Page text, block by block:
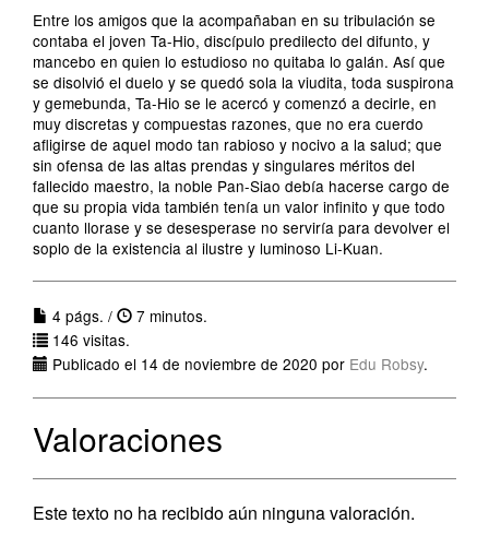
Entre los amigos que la acompañaban en su tribulación se
contaba el joven Ta-Hio, discípulo predilecto del difunto, y
mancebo en quien lo estudioso no quitaba lo galán. Así que
se disolvió el duelo y se quedó sola la viudita, toda suspirona
y gemebunda, Ta-Hio se le acercó y comenzó a decirle, en
muy discretas y compuestas razones, que no era cuerdo
afligirse de aquel modo tan rabioso y nocivo a la salud; que
sin ofensa de las altas prendas y singulares méritos del
fallecido maestro, la noble Pan-Siao debía hacerse cargo de
que su propia vida también tenía un valor infinito y que todo
cuanto llorase y se desesperase no serviría para devolver el
soplo de la existencia al ilustre y luminoso Li-Kuan.
4 págs. /
7 minutos.
146 visitas.
Publicado el 14 de noviembre de 2020 por Edu Robsy.
Valoraciones
Este texto no ha recibido aún ninguna valoración.